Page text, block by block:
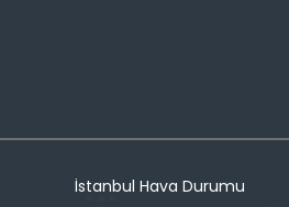
İstanbul Hava Durumu